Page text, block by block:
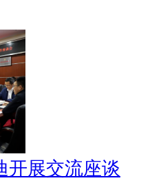
开展交流座谈